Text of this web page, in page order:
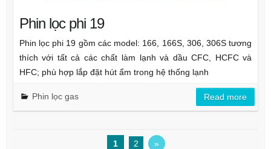
Phin lọc phi 19
Phin lọc phi 19 gồm các model: 166, 166S, 306, 306S tương
thích với tất cả các chất làm lạnh và dầu CFC, HCFC và
HFC; phù hợp lắp đặt hút ẩm trong hệ thống lạnh
Phin lọc gas Read more
1 2 »